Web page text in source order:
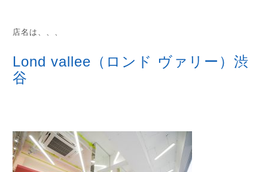
店名は、、、
Lond vallee（ロンド ヴァリー）渋
谷